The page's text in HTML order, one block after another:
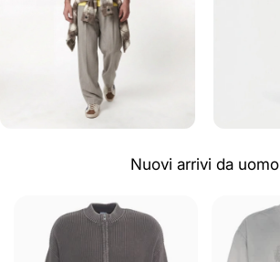
Nuovi arrivi da uomo